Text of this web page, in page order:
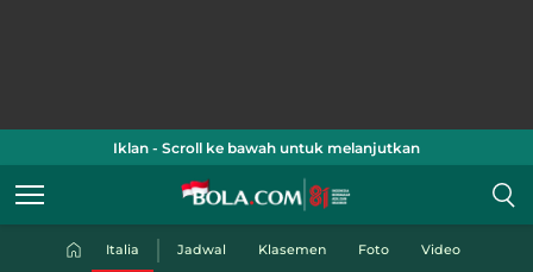
Iklan - Scroll ke bawah untuk melanjutkan
Italia Jadwal Klasemen Foto Video